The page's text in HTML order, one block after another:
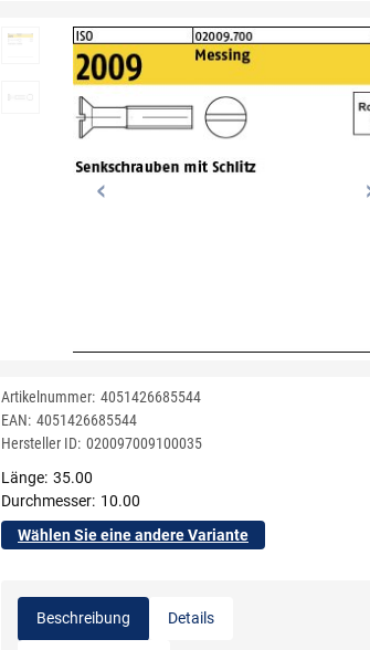
Artikelnummer: 4051426685544
EAN: 4051426685544
Hersteller ID: 020097009100035
Länge 35.00
Durchmesser 10.00
Wählen Sie eine andere Variante
Beschreibung Details